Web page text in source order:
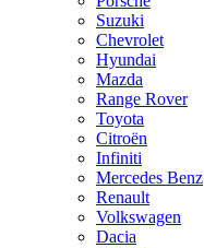
Suzuki
Chevrolet
Hyundai
Mazda
Range Rover
Toyota
Citroën
Infiniti
Mercedes Benz
Renault
Volkswagen
Dacia